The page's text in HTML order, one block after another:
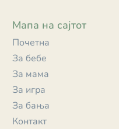
Мапа на сајтот
Почетна
За бебе
За мама
За игра
За бања
Контакт